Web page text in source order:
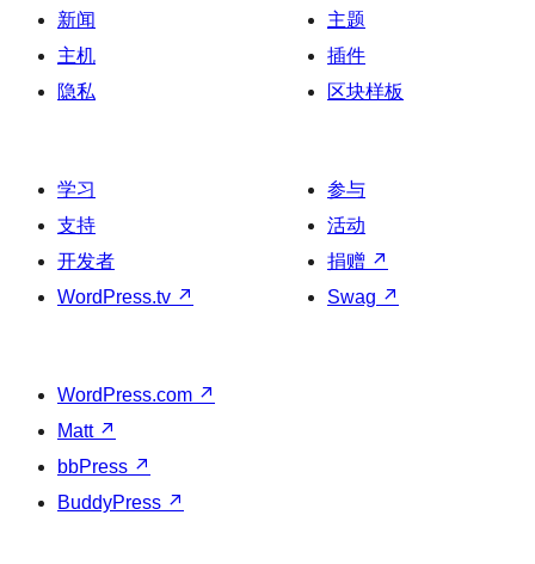
新闻
主机
隐私
主题
插件
区块样板
学习
支持
开发者
WordPress.tv ↗
参与
活动
捐赠 ↗
Swag ↗
WordPress.com ↗
Matt ↗
bbPress ↗
BuddyPress ↗